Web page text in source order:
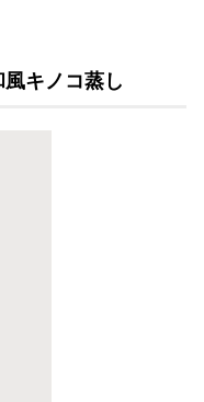
キノコ蒸し